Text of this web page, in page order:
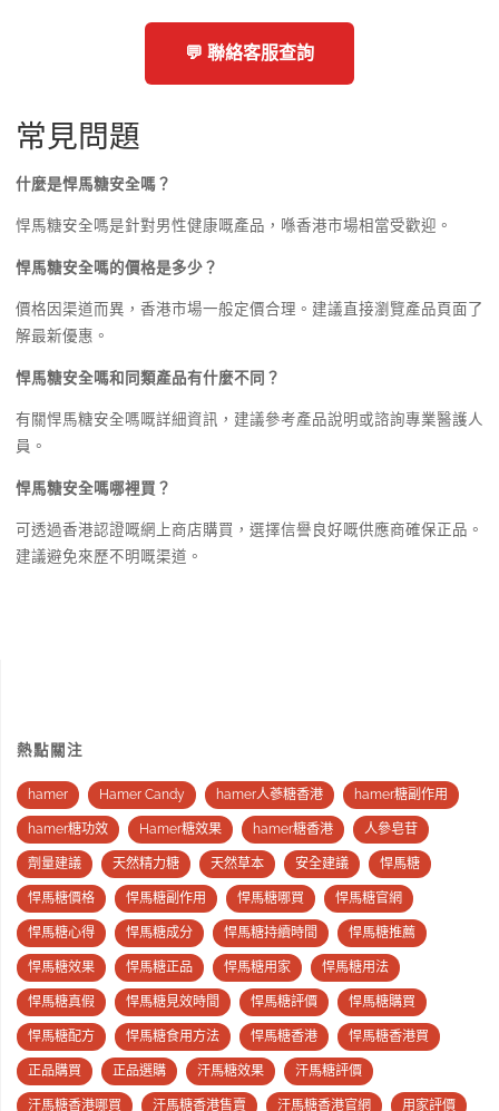
💬 聯絡客服查詢
常見問題
什麼是悍馬糖安全嗎？
悍馬糖安全嗎是針對男性健康嘅產品，喺香港市場相當受歡迎。
悍馬糖安全嗎的價格是多少？
價格因渠道而異，香港市場一般定價合理。建議直接瀏覽產品頁面了
解最新優惠。
悍馬糖安全嗎和同類產品有什麼不同？
有關悍馬糖安全嗎嘅詳細資訊，建議參考產品說明或諮詢專業醫護人
員。
悍馬糖安全嗎哪裡買？
可透過香港認證嘅網上商店購買，選擇信譽良好嘅供應商確保正品。
建議避免來歷不明嘅渠道。
熱點關注
hamer Hamer Candy hamer人蔘糖香港 hamer糖副作用
hamer糖功效 Hamer糖效果 hamer糖香港 人參皂苷
劑量建議 天然精力糖 天然草本 安全建議 悍馬糖
悍馬糖價格 悍馬糖副作用 悍馬糖哪買 悍馬糖官網
悍馬糖心得 悍馬糖成分 悍馬糖持續時間 悍馬糖推薦
悍馬糖效果 悍馬糖正品 悍馬糖用家 悍馬糖用法
悍馬糖真假 悍馬糖見效時間 悍馬糖評價 悍馬糖購買
悍馬糖配方 悍馬糖食用方法 悍馬糖香港 悍馬糖香港買
正品購買 正品選購 汗馬糖效果 汗馬糖評價
汗馬糖香港哪買 汗馬糖香港售賣 汗馬糖香港官網 用家評價